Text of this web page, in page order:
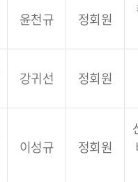
윤천규 정회원
강귀선 정회원
이성규 정회원